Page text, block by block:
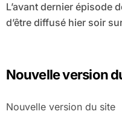
L’avant dernier épisode de la saison 2 vient tout juste
d’être diffusé hier soir
Nouvelle version
Nouvelle version du site